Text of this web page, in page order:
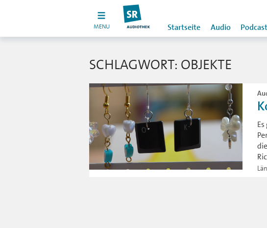
MENU Startseite Audio Podcast
SCHLAGWORT: OBJEKTE